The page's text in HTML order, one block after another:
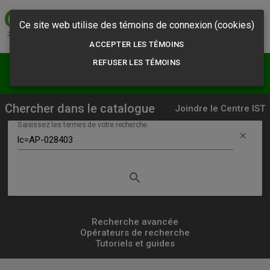
normes, de l'équité,
de la santé et de la
Chercher dans le catalogue Joindre le Centre IST
Saisissez les termes de votre recherche.
clear
searchLancer
recherche
simple
Recherche avancée
Opérateurs de recherche
Tutoriels et guides
Ce site web utilise des témoins de connexion (cookies)
ACCEPTER LES TÉMOINS
REFUSER LES TÉMOINS